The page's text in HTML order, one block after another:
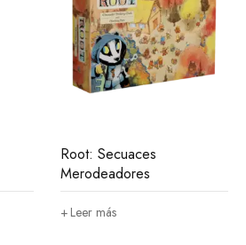
Root: Secuaces
Merodeadores
Leer más